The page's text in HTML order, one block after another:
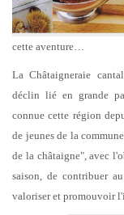
cette aventure…
La Châtaigneraie
déclin lié en grande
connue cette région
de jeunes de la
de la châtaigne", avec
saison, de contribuer
valoriser et promouvoir